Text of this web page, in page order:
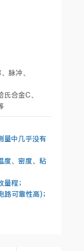
脉冲、
合金C、
量中几乎没有
度、密度、粘
程；
可靠性高)；